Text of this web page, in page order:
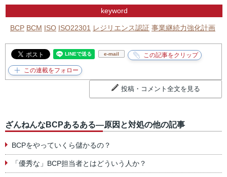
keyword
BCP BCM ISO ISO22301 レジリエンス認証 事業継続力強化計画
e-mail
投稿・コメント全文を見る
ざんねんなBCPあるある―原因と対処の他の記事
BCPをやっていくら儲かるの？
「優秀な」BCP担当者とはどういう人か？